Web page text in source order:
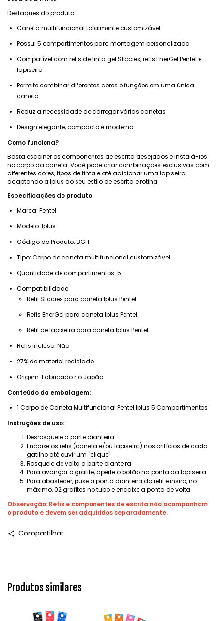
Destaques do produto:
Caneta multifuncional totalmente customizável
Possui 5 compartimentos para montagem personalizada
Compatível com refis de tinta gel Sliccies, refis EnerGel Pentel e
lapiseira
Permite combinar diferentes cores e funções em uma única
caneta
Reduz a necessidade de carregar várias canetas
Design elegante, compacto e moderno
Como funciona?
Basta escolher os componentes de escrita desejados e instalá-los
no corpo da caneta. Você pode criar combinações exclusivas com
diferentes cores, tipos de tinta e até adicionar uma lapiseira,
adaptando a Iplus ao seu estilo de escrita e rotina.
Especificações do produto:
Marca: Pentel
Modelo: Iplus
Código do Produto: BGH
Tipo: Corpo de caneta multifuncional customizável
Quantidade de compartimentos: 5
Compatibilidade
Refil Sliccies para caneta Iplus Pentel
Refis EnerGel para caneta Iplus Pentel
Refil de lapiseira para caneta Iplus Pentel
Refis incluso: Não
27% de material reciclado
Origem: Fabricado no Japão
Conteúdo da embalagem:
1 Corpo de Caneta Multifuncional Pentel Iplus 5 Compartimentos
Instruções de uso:
Desrosqueie a parte dianteira
Encaixe os refis (caneta e/ou lapiseira) nos orifícios de cada
gatilho até ouvir um "clique"
Rosqueie de volta a parte dianteira
Para avançar o grafite, aperte o botão na ponta da lapiseira
Para abastecer, puxe a ponta dianteira do refil e insira, no
máximo, 02 grafites no tubo e encaixe a ponta de volta
Observação: Refis e componentes de escrita não acompanham
o produto e devem ser adquiridos separadamente.
Compartilhar
Produtos similares